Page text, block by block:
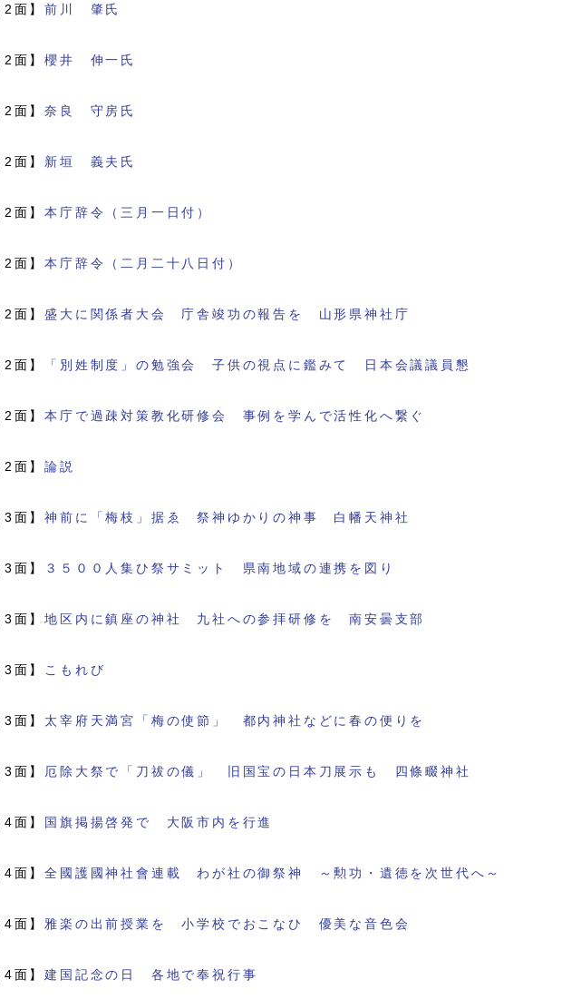
2面】前川 肇氏
2面】櫻井 伸一氏
2面】奈良 守房氏
2面】 新垣 義夫氏
2面】本庁辞令（三月一日付）
2面】本庁辞令（二月二十八日付）
2面】盛大に関係者大会 庁舎竣功の報告を 山形県神社庁
2面】 「別姓制度」の勉強会 子供の視点に鑑みて 日本会議議員懇
2面】本庁で過疎対策教化研修会 事例を学んで活性化へ繋ぐ
2面】論説
3面】神前に「梅枝」据ゑ 祭神ゆかりの神事 白幡天神社
3面】 ３５００人集ひ祭サミット 県南地域の連携を図り
3面】地区内に鎮座の神社 九社への参拝研修を 南安曇支部
3面】 こもれび
3面】 太宰府天満宮「梅の使節」 都内神社などに春の便りを
3面】 厄除大祭で「刀祓の儀」 旧国宝の日本刀展示も 四條畷神社
4面】 国旗掲揚啓発で 大阪市内を行進
4面】全國護國神社會連載 わが社の御祭神 ～勲功・遺徳を次世代へ～
4面】 雅楽の出前授業を 小学校でおこなひ 優美な音色会
4面】建国記念の日 各地で奉祝行事